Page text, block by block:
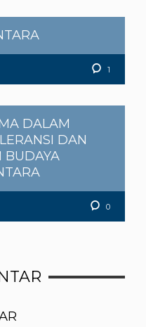
1
DALAM
DAN
BUDAYA
0